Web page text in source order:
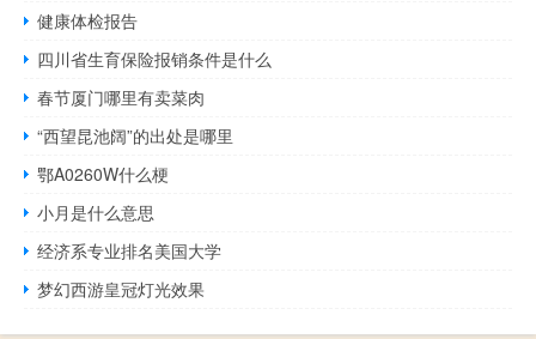
健康体检报告
四川省生育保险报销条件是什么
春节厦门哪里有卖菜肉
“西望昆池阔”的出处是哪里
鄂A0260W什么梗
小月是什么意思
经济系专业排名美国大学
梦幻西游皇冠灯光效果